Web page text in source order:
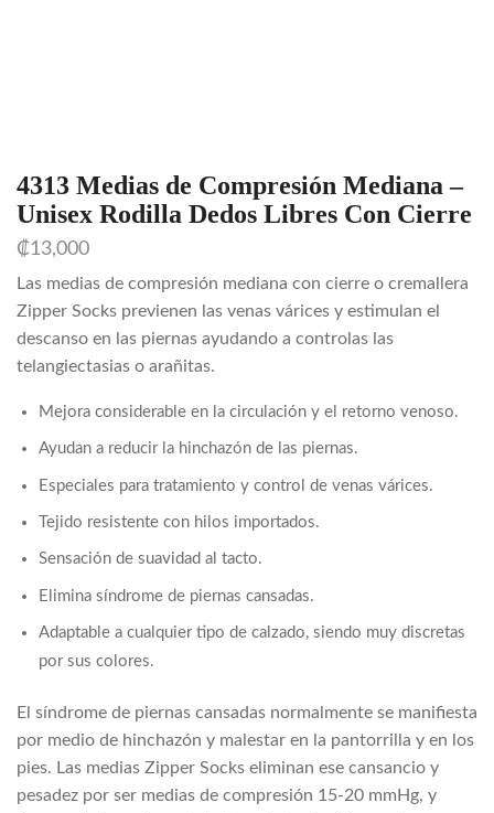
4313 Medias de Compresión Mediana –
Unisex Rodilla Dedos Libres Con Cierre
₡13,000
Las medias de compresión mediana con cierre o cremallera
Zipper Socks previenen las venas várices y estimulan el
descanso en las piernas ayudando a controlas las
telangiectasias o arañitas.
Mejora considerable en la circulación y el retorno venoso.
Ayudan a reducir la hinchazón de las piernas.
Especiales para tratamiento y control de venas várices.
Tejido resistente con hilos importados.
Sensación de suavidad al tacto.
Elimina síndrome de piernas cansadas.
Adaptable a cualquier tipo de calzado, siendo muy discretas
por sus colores.
El síndrome de piernas cansadas normalmente se manifiesta
por medio de hinchazón y malestar en la pantorrilla y en los
pies. Las medias Zipper Socks eliminan ese cansancio y
pesadez por ser medias de compresión 15-20 mmHg, y